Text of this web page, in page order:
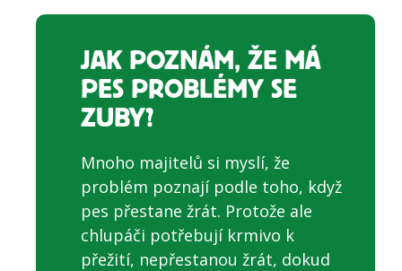
JAK POZNÁM, ŽE MÁ
PES PROBLÉMY SE
ZUBY?
Mnoho majitelů si myslí, že
problém poznají podle toho, když
pes přestane žrát. Protože ale
chlupáči potřebují krmivo k
přežití, nepřestanou žrát, dokud